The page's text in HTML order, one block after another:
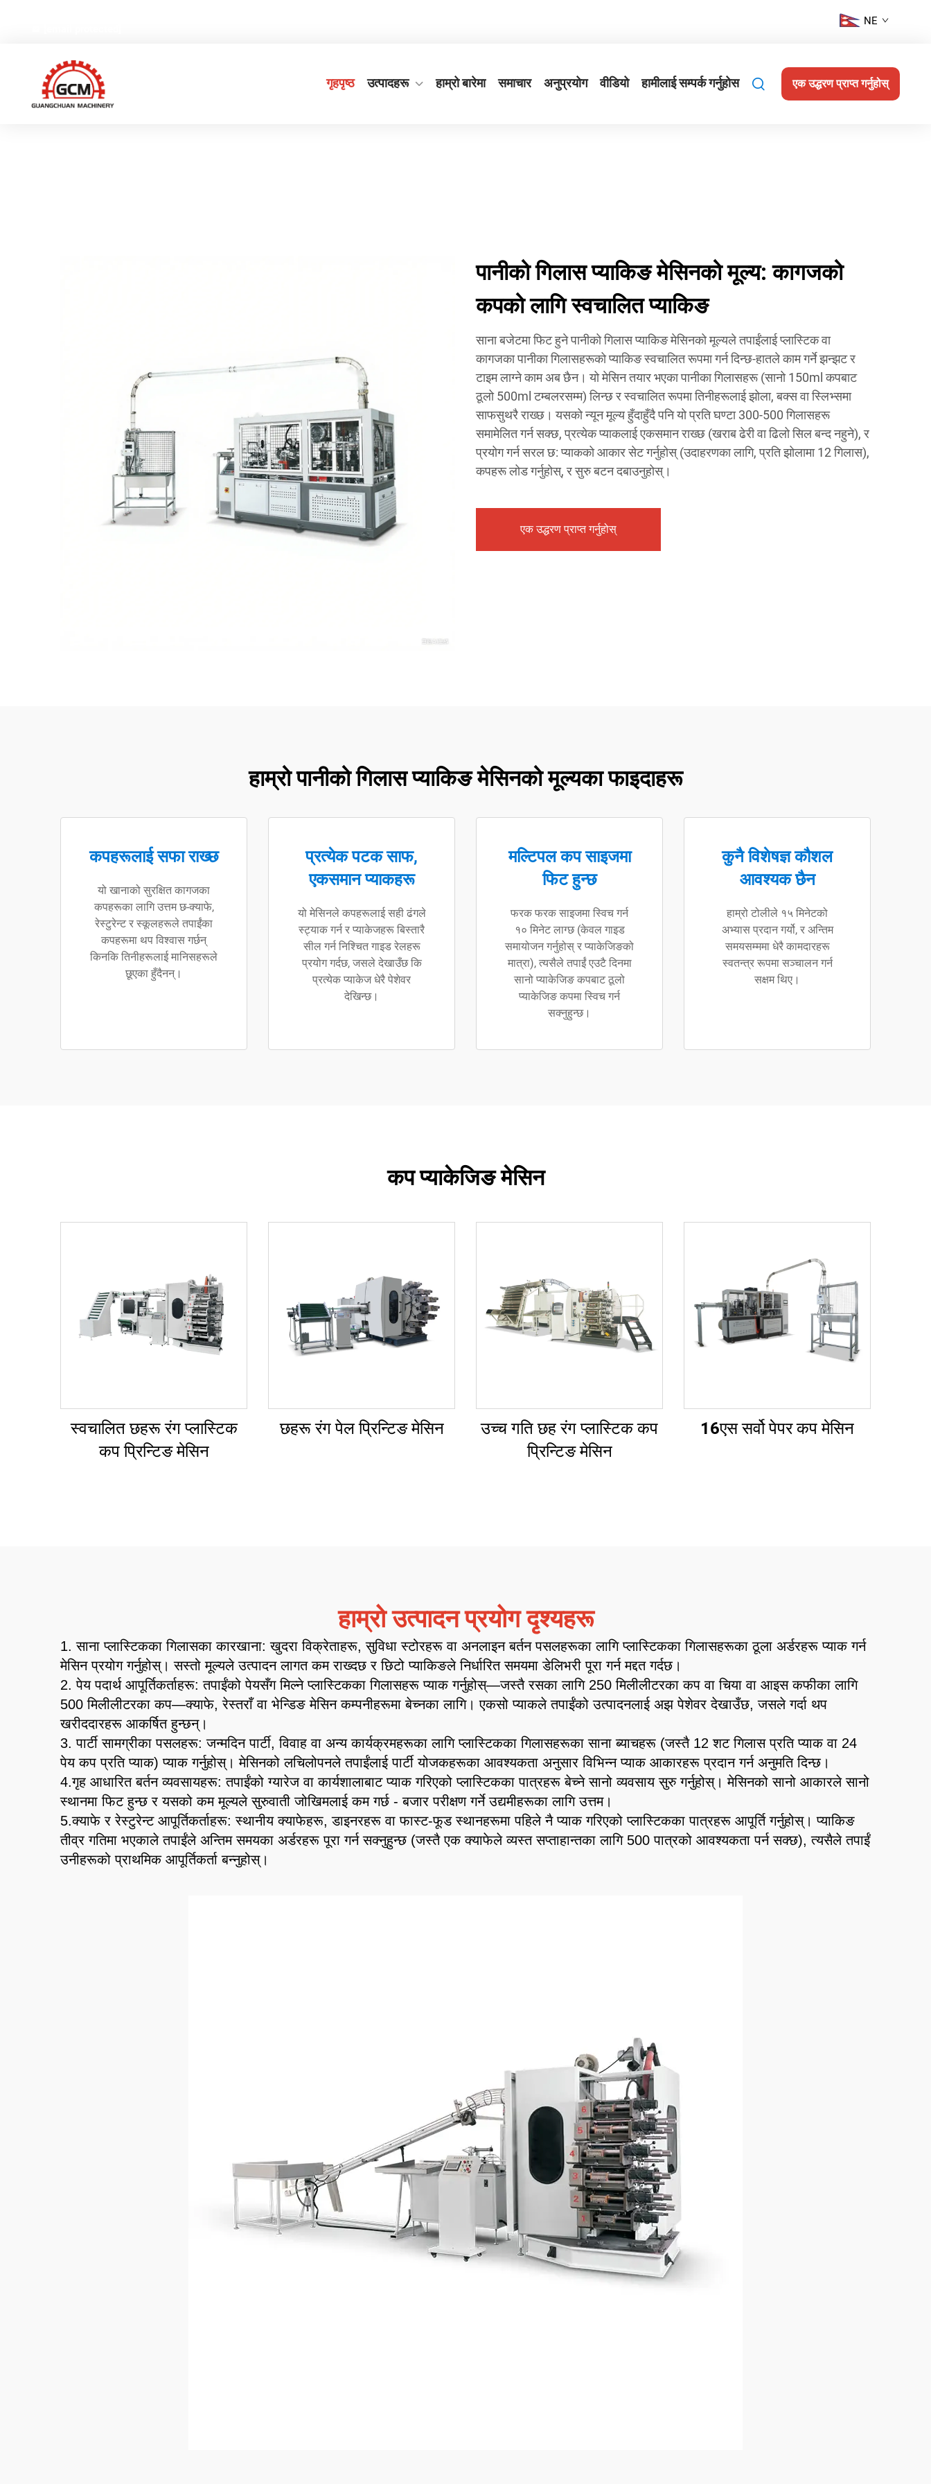
NE
गृहपृष्ठ उत्पादहरू हाम्रो बारेमा समाचार अनुप्रयोग वीडियो हामीलाई सम्पर्क गर्नुहोस एक उद्धरण प्राप्त गर्नुहोस्
पानीको गिलास प्याकिङ मेसिनको मूल्य: कागजको
कपको लागि स्वचालित प्याकिङ
साना बजेटमा फिट हुने पानीको गिलास प्याकिङ मेसिनको मूल्यले तपाईंलाई प्लास्टिक वा
कागजका पानीका गिलासहरूको प्याकिङ स्वचालित रूपमा गर्न दिन्छ-हातले काम गर्ने झन्झट र
टाइम लाग्ने काम अब छैन। यो मेसिन तयार भएका पानीका गिलासहरू (सानो 150ml कपबाट
ठूलो 500ml टम्बलरसम्म) लिन्छ र स्वचालित रूपमा तिनीहरूलाई झोला, बक्स वा स्लिभ्समा
साफसुथरै राख्छ। यसको न्यून मूल्य हुँदाहुँदै पनि यो प्रति घण्टा 300-500 गिलासहरू
समामेलित गर्न सक्छ, प्रत्येक प्याकलाई एकसमान राख्छ (खराब ढेरी वा ढिलो सिल बन्द नहुने), र
प्रयोग गर्न सरल छ: प्याकको आकार सेट गर्नुहोस् (उदाहरणका लागि, प्रति झोलामा 12 गिलास),
कपहरू लोड गर्नुहोस्, र सुरु बटन दबाउनुहोस्।
एक उद्धरण प्राप्त गर्नुहोस्
हाम्रो पानीको गिलास प्याकिङ मेसिनको मूल्यका फाइदाहरू
कपहरूलाई सफा राख्छ
यो खानाको सुरक्षित कागजका
कपहरूका लागि उत्तम छ-क्याफे,
रेस्टुरेन्ट र स्कूलहरूले तपाईंका
कपहरूमा थप विश्वास गर्छन्
किनकि तिनीहरूलाई मानिसहरूले
छूएका हुँदैनन्।
प्रत्येक पटक साफ,
एकसमान प्याकहरू
यो मेसिनले कपहरूलाई सही ढंगले
स्ट्याक गर्न र प्याकेजहरू बिस्तारै
सील गर्न निश्चित गाइड रेलहरू
प्रयोग गर्दछ, जसले देखाउँछ कि
प्रत्येक प्याकेज धेरै पेशेवर
देखिन्छ।
मल्टिपल कप साइजमा
फिट हुन्छ
फरक फरक साइजमा स्विच गर्न
१० मिनेट लाग्छ (केवल गाइड
समायोजन गर्नुहोस् र प्याकेजिङको
मात्रा), त्यसैले तपाईं एउटै दिनमा
सानो प्याकेजिङ कपबाट ठूलो
प्याकेजिङ कपमा स्विच गर्न
सक्नुहुन्छ।
कुनै विशेषज्ञ कौशल
आवश्यक छैन
हाम्रो टोलीले १५ मिनेटको
अभ्यास प्रदान गर्यो, र अन्तिम
समयसम्ममा धेरै कामदारहरू
स्वतन्त्र रूपमा सञ्चालन गर्न
सक्षम थिए।
कप प्याकेजिङ मेसिन
स्वचालित छहरू रंग प्लास्टिक
कप प्रिन्टिङ मेसिन
छहरू रंग पेल प्रिन्टिङ मेसिन
उच्च गति छह रंग प्लास्टिक कप
प्रिन्टिङ मेसिन
16एस सर्वो पेपर कप मेसिन
हाम्रो उत्पादन प्रयोग दृश्यहरू
1. साना प्लास्टिकका गिलासका कारखाना: खुदरा विक्रेताहरू, सुविधा स्टोरहरू वा अनलाइन बर्तन पसलहरूका लागि प्लास्टिकका गिलासहरूका ठूला अर्डरहरू प्याक गर्न
मेसिन प्रयोग गर्नुहोस्। सस्तो मूल्यले उत्पादन लागत कम राख्दछ र छिटो प्याकिङले निर्धारित समयमा डेलिभरी पूरा गर्न मद्दत गर्दछ।
2. पेय पदार्थ आपूर्तिकर्ताहरू: तपाईंको पेयसँग मिल्ने प्लास्टिकका गिलासहरू प्याक गर्नुहोस्—जस्तै रसका लागि 250 मिलीलीटरका कप वा चिया वा आइस कफीका लागि
500 मिलीलीटरका कप—क्याफे, रेस्तराँ वा भेन्डिङ मेसिन कम्पनीहरूमा बेच्नका लागि। एकसो प्याकले तपाईंको उत्पादनलाई अझ पेशेवर देखाउँछ, जसले गर्दा थप
खरीददारहरू आकर्षित हुन्छन्।
3. पार्टी सामग्रीका पसलहरू: जन्मदिन पार्टी, विवाह वा अन्य कार्यक्रमहरूका लागि प्लास्टिकका गिलासहरूका साना ब्याचहरू (जस्तै 12 शट गिलास प्रति प्याक वा 24
पेय कप प्रति प्याक) प्याक गर्नुहोस्। मेसिनको लचिलोपनले तपाईंलाई पार्टी योजकहरूका आवश्यकता अनुसार विभिन्न प्याक आकारहरू प्रदान गर्न अनुमति दिन्छ।
4.गृह आधारित बर्तन व्यवसायहरू: तपाईंको ग्यारेज वा कार्यशालाबाट प्याक गरिएको प्लास्टिकका पात्रहरू बेच्ने सानो व्यवसाय सुरु गर्नुहोस्। मेसिनको सानो आकारले सानो
स्थानमा फिट हुन्छ र यसको कम मूल्यले सुरुवाती जोखिमलाई कम गर्छ - बजार परीक्षण गर्ने उद्यमीहरूका लागि उत्तम।
5.क्याफे र रेस्टुरेन्ट आपूर्तिकर्ताहरू: स्थानीय क्याफेहरू, डाइनरहरू वा फास्ट-फूड स्थानहरूमा पहिले नै प्याक गरिएको प्लास्टिकका पात्रहरू आपूर्ति गर्नुहोस्। प्याकिङ
तीव्र गतिमा भएकाले तपाईंले अन्तिम समयका अर्डरहरू पूरा गर्न सक्नुहुन्छ (जस्तै एक क्याफेले व्यस्त सप्ताहान्तका लागि 500 पात्रको आवश्यकता पर्न सक्छ), त्यसैले तपाईं
उनीहरूको प्राथमिक आपूर्तिकर्ता बन्नुहोस्।